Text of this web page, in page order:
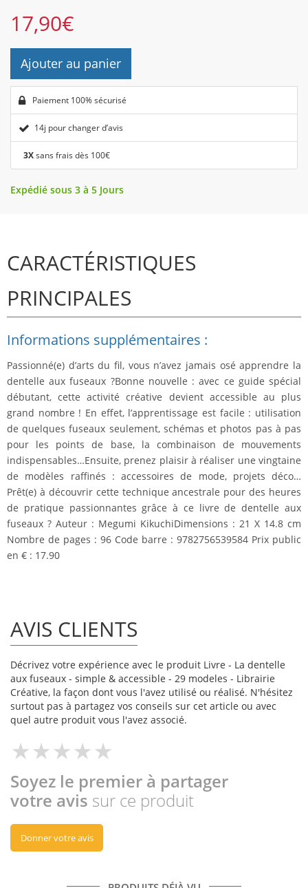
17,90€
Ajouter au panier
Paiement 100% sécurisé
14j pour changer d’avis
3Xsans frais dès 100€
Expédié sous 3 à 5 Jours
CARACTÉRISTIQUES
PRINCIPALES
Informations supplémentaires :
Passionné(e) d’arts du fil, vous n’avez jamais osé apprendre la
dentelle aux fuseaux ?Bonne nouvelle : avec ce guide spécial
débutant, cette activité créative devient accessible au plus
grand nombre ! En effet, l’apprentissage est facile : utilisation
de quelques fuseaux seulement, schémas et photos pas à pas
pour les points de base, la combinaison de mouvements
indispensables…Ensuite, prenez plaisir à réaliser une vingtaine
de modèles raffinés : accessoires de mode, projets déco…
Prêt(e) à découvrir cette technique ancestrale pour des heures
de pratique passionnantes grâce à ce livre de dentelle aux
fuseaux ? Auteur : Megumi KikuchiDimensions : 21 X 14.8 cm
Nombre de pages : 96 Code barre : 9782756539584 Prix public
en € : 17.90
AVIS CLIENTS
Décrivez votre expérience avec le produit Livre - La dentelle
aux fuseaux - simple & accessible - 29 modeles - Librairie
Créative, la façon dont vous l'avez utilisé ou réalisé. N'hésitez
surtout pas à partagez vos conseils sur cet article ou avec
quel autre produit vous l'avez associé.
Soyez le premier à partager
votre avis sur ce produit
Donner votre avis